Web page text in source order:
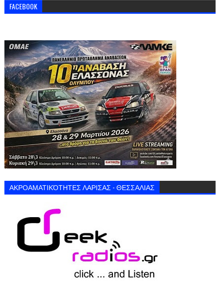
FACEBOOK
ΑΚΡΟΑΜΑΤΙΚΌΤΗΤΕΣ ΛΑΡΙΣΑΣ - ΘΕΣΣΑΛΙΑΣ